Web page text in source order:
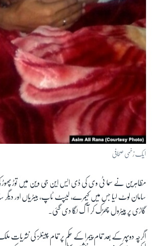
ایک زخمی صحافی
مظاہرین نے سما ٹی وی کی ڈی ایس این جی وین میں توڑ پھوڑ
سامان لوٹ لیا جس میں کیمرے، لیپٹ ٹاپ، بیٹریاں اور دیگر
گاڑی پر پیٹرول چھڑک کر آگ لگا دی گئی۔
اگرچہ دوپہر کے بعد تمام پیمرا کے حکم پر تمام چینلز کی نشریات